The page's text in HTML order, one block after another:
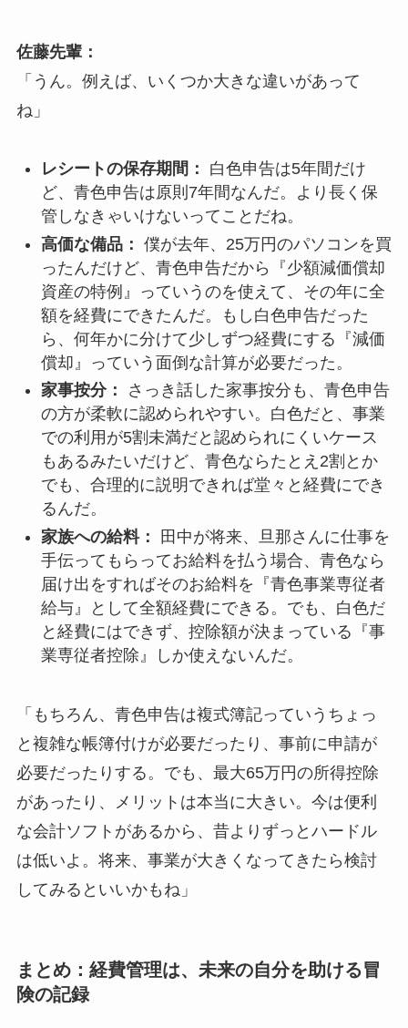
佐藤先輩：
「うん。例えば、いくつか大きな違いがあって
ね」
レシートの保存期間：
白色申告は5年間だけ
ど、青色申告は原則7年間なんだ。より長く保
管しなきゃいけないってことだね。
高価な備品： 僕が去年、25万円のパソコンを買
ったんだけど、青色申告だから『少額減価償却
資産の特例』っていうのを使えて、その年に全
額を経費にできたんだ。もし白色申告だった
ら、何年かに分けて少しずつ経費にする『減価
償却』っていう面倒な計算が必要だった。
家事按分：
さっき話した家事按分も、青色申告
の方が柔軟に認められやすい。白色だと、事業
での利用が5割未満だと認められにくいケース
もあるみたいだけど、青色ならたとえ2割とか
でも、合理的に説明できれば堂々と経費にでき
るんだ。
家族への給料：
田中が将来、旦那さんに仕事を
手伝ってもらってお給料を払う場合、青色なら
届け出をすればそのお給料を『青色事業専従者
給与』として全額経費にできる。でも、白色だ
と経費にはできず、控除額が決まっている『事
業専従者控除』しか使えないんだ。
「もちろん、青色申告は複式簿記っていうちょっ
と複雑な帳簿付けが必要だったり、事前に申請が
必要だったりする。でも、最大65万円の所得控除
があったり、メリットは本当に大きい。今は便利
な会計ソフトがあるから、昔よりずっとハードル
は低いよ。将来、事業が大きくなってきたら検討
してみるといいかもね」
まとめ：経費管理は、未来の自分を助ける冒
険の記録